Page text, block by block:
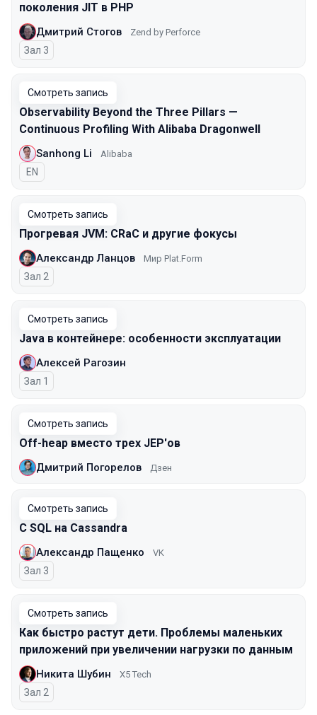
поколения JIT в PHP
Дмитрий Стогов Zend by Perforce
Зал 3
Смотреть запись
Observability Beyond the Three Pillars —
Continuous Profiling With Alibaba Dragonwell
Sanhong Li Alibaba
На английском языке
EN
Смотреть запись
Прогревая JVM: CRaC и другие фокусы
Александр Ланцов Мир Plat.Form
Зал 2
Смотреть запись
Java в контейнере: особенности эксплуатации
Алексей Рагозин
Зал 1
Смотреть запись
Off-heap вместо трех JEP'ов
Дмитрий Погорелов Дзен
Смотреть запись
С SQL на Cassandra
Александр Пащенко VK
Зал 3
Смотреть запись
Как быстро растут дети. Проблемы маленьких
приложений при увеличении нагрузки по данным
Никита Шубин X5 Tech
Зал 2